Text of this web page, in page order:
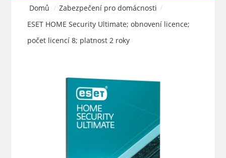
Domů / Zabezpečení pro domácnosti /
ESET HOME Security Ultimate; obnovení licence;
počet licencí 8; platnost 2 roky